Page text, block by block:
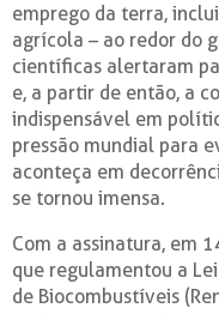
emprego da terra,
agrícola – ao redor do
científicas alertaram
e, a partir de então, a
indispensável em
pressão mundial para
aconteça em
se tornou imensa.
Com a assinatura, em
que regulamentou a
de Biocombustíveis